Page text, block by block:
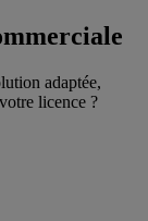
adaptée,
licence ?